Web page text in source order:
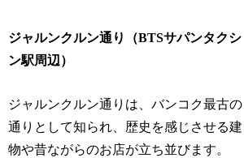
ジャルンクルン通り（BTSサパンタクシ
ン駅周辺）
ジャルンクルン通りは、バンコク最古の
通りとして知られ、歴史を感じさせる建
物や昔ながらのお店が立ち並びます。